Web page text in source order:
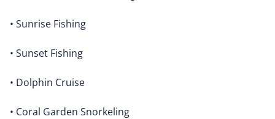
• Sunrise Fishing
• Sunset Fishing
• Dolphin Cruise
• Coral Garden Snorkeling